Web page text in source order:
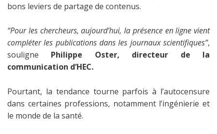
bons leviers de partage de contenus.
“Pour les chercheurs, aujourd’hui, la présence en ligne vient
compléter les publications dans les journaux scientifiques”,
souligne Philippe Oster, directeur de la
communication d’HEC.
Pourtant, la tendance tourne parfois à l’autocensure
dans certaines professions, notamment l’ingénierie et
le monde de la santé.